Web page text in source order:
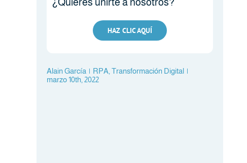
HAZ CLIC AQUÍ
Alain García | RPA Transformación Digital |
marzo 10th, 2022